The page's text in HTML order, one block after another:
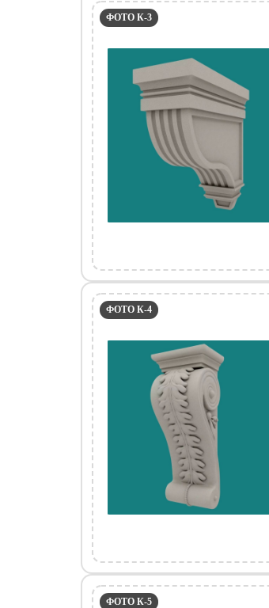
ФОТО К-3
ФОТО К-4
ФОТО К-5